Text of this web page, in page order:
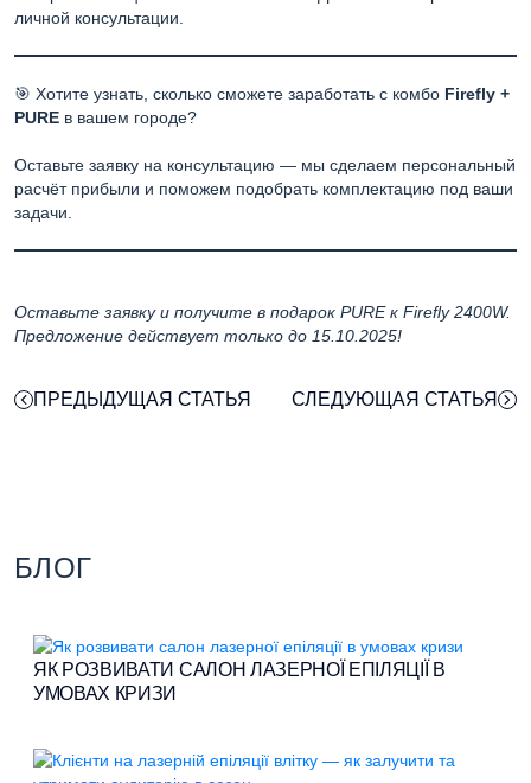
личной консультации.
🎯 Хотите узнать, сколько сможете заработать с комбо Firefly +
PURE в вашем городе?
Оставьте заявку на консультацию — мы сделаем персональный
расчёт прибыли и поможем подобрать комплектацию под ваши
задачи.
Оставьте заявку и получите в подарок PURE к Firefly 2400W.
Предложение действует только до 15.10.2025!
ПРЕДЫДУЩАЯ СТАТЬЯ СЛЕДУЮЩАЯ СТАТЬЯ
БЛОГ
ЯК РОЗВИВАТИ САЛОН ЛАЗЕРНОЇ ЕПІЛЯЦІЇ В
УМОВАХ КРИЗИ